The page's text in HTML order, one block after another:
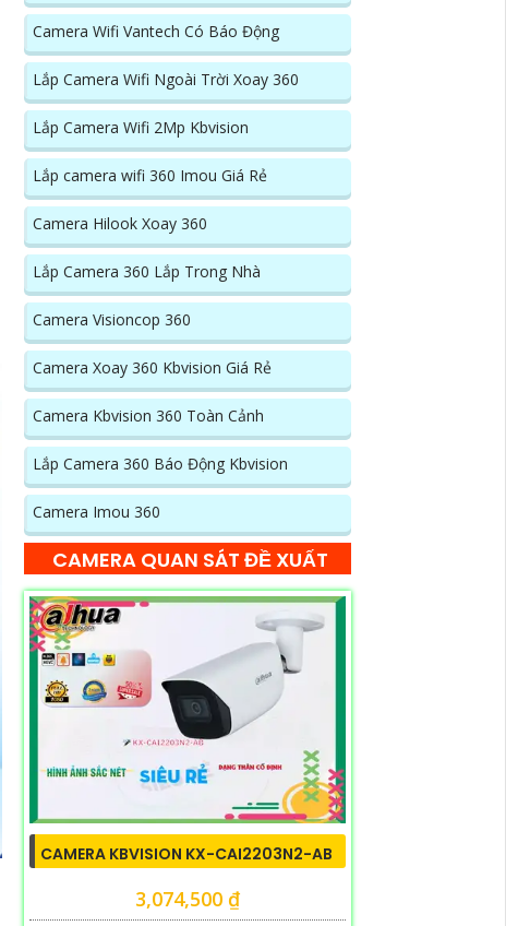
Camera Wifi Vantech Có Báo Động
Lắp Camera Wifi Ngoài Trời Xoay 360
Lắp Camera Wifi 2Mp Kbvision
Lắp camera wifi 360 Imou Giá Rẻ
Camera Hilook Xoay 360
Lắp Camera 360 Lắp Trong Nhà
Camera Visioncop 360
Camera Xoay 360 Kbvision Giá Rẻ
Camera Kbvision 360 Toàn Cảnh
Lắp Camera 360 Báo Động Kbvision
Camera Imou 360
CAMERA QUAN SÁT ĐỀ XUẤT
CAMERA KBVISION KX-CAI2203N2-AB
3,074,500 ₫